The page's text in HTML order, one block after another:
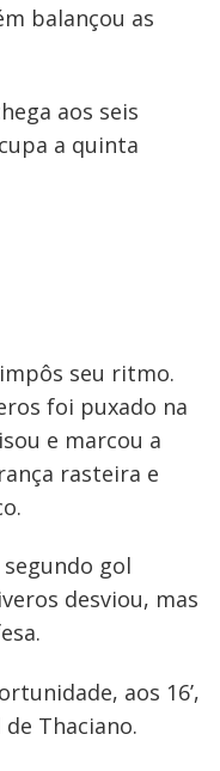
balançou as
aos seis
a quinta
seu ritmo.
foi puxado na
e marcou a
rasteira e
gol
desviou, mas
aos 16’,
Thaciano.